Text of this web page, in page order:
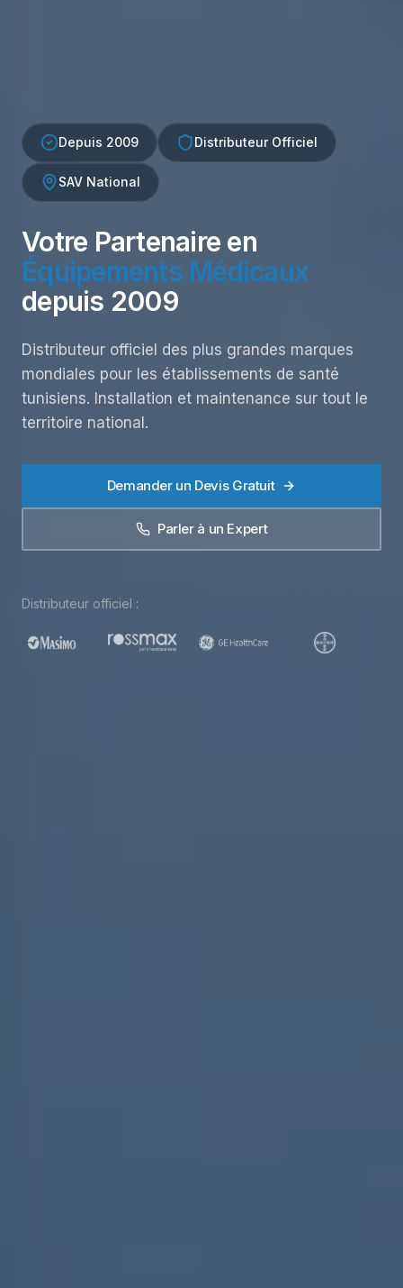
Depuis 2009 Distributeur Officiel
SAV National
Votre Partenaire en
Équipements Médicaux
depuis 2009
Distributeur officiel des plus grandes marques
mondiales pour les établissements de santé
tunisiens. Installation et maintenance sur tout le
territoire national.
Demander un Devis Gratuit
Parler à un Expert
Distributeur officiel :